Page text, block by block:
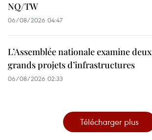
NQ/TW
06/08/2026 04:47
L’Assemblée nationale examine deux
grands projets d’infrastructures
06/08/2026 02:33
Télécharger plus